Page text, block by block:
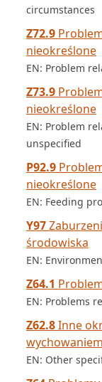
circumstances
Z72.9
nieokreślone
EN: Problem
Z73.9
nieokreślone
EN: Problem
unspecified
P92.9
nieokreślone
EN: Feeding
Y97
środowiska
EN:
Z64.1
EN: Problems
Z62.8Inne
wychowaniem
EN: Other